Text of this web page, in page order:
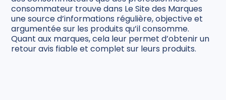
consommateur trouve dans Le Site des Marques
une source d’informations régulière, objective et
argumentée sur les produits qu’il consomme.
Quant aux marques, cela leur permet d’obtenir un
retour avis fiable et complet sur leurs produits.